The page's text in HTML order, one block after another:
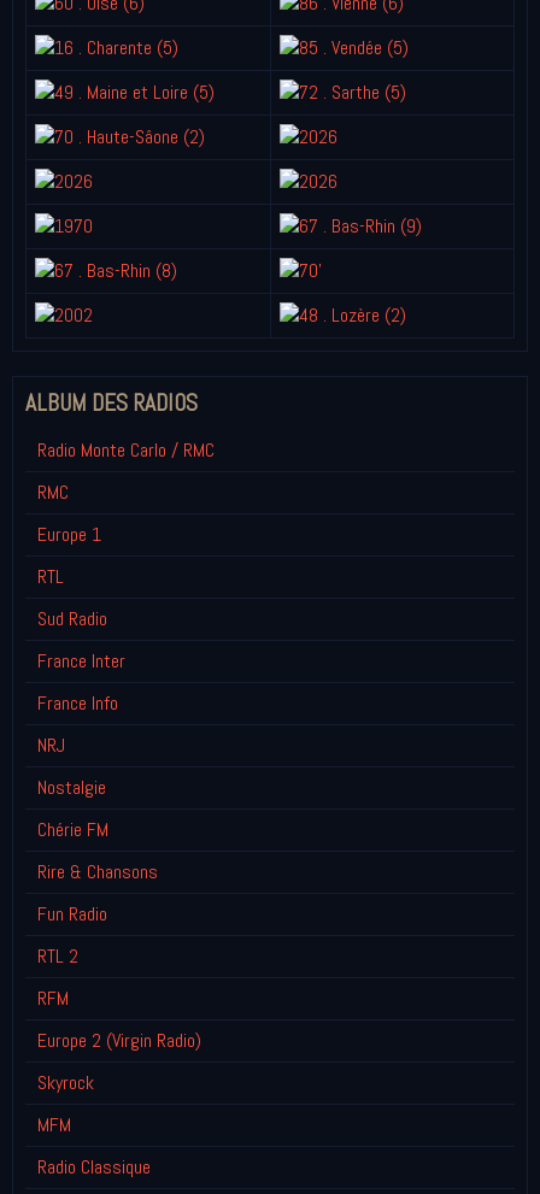
ALBUM DES RADIOS
Radio Monte Carlo / RMC
RMC
Europe 1
RTL
Sud Radio
France Inter
France Info
NRJ
Nostalgie
Chérie FM
Rire & Chansons
Fun Radio
RTL 2
RFM
Europe 2 (Virgin Radio)
Skyrock
MFM
Radio Classique